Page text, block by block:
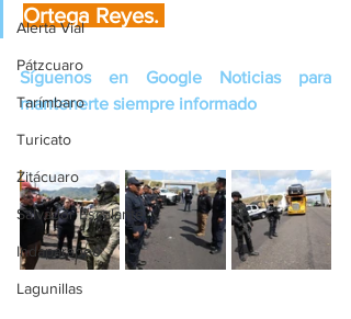
Alerta Vial
Pátzcuaro
Tarímbaro
Turicato
Zitácuaro
Salvador Escalante
Indaparapeo
Lagunillas
Ortega Reyes.
Síguenos en Google Noticias para
mantenerte siempre informado